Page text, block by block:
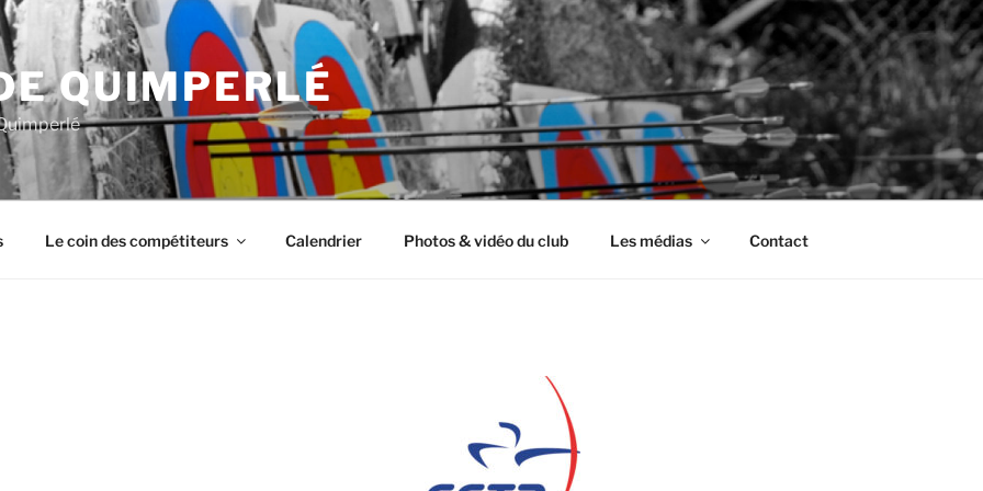
QUIMPERLÉ
Le coin des compétiteurs Calendrier Photos & vidéo du club Les médias Contact